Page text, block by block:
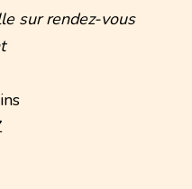
sur rendez-vous